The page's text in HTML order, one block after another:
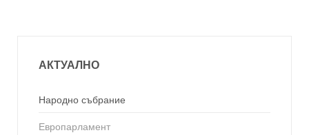
АКТУАЛНО
Народно събрание
Европарламент